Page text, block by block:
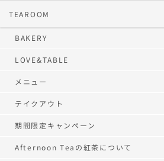
TEAROOM
BAKERY
LOVE&TABLE
メニュー
テイクアウト
期間限定キャンペーン
Afternoon Teaの紅茶について